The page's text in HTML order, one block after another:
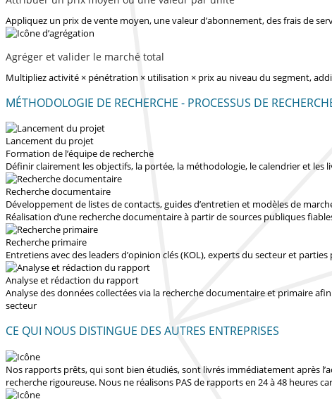
Appliquez un prix de vente moyen, une valeur d’abonnement, des frais de
Agréger et valider le marché total
Multipliez activité × pénétration × utilisation × prix au niveau du segment,
MÉTHODOLOGIE DE RECHERCHE - PROCESSUS DE
Lancement du projet
Formation de l’équipe de recherche
Définir clairement les objectifs, la portée, la méthodologie, le calendrier et les
Recherche documentaire
Développement de listes de contacts, guides d’entretien et modèles de
Réalisation d’une recherche documentaire à partir de sources publiques
Recherche primaire
Entretiens avec des leaders d’opinion clés (KOL), experts du secteur et
Analyse et rédaction du rapport
Analyse des données collectées via la recherche documentaire et primaire
secteur
CE QUI NOUS DISTINGUE DES AUTRES ENTREPRISES
Nos rapports prêts, qui sont bien étudiés, sont livrés immédiatement après
recherche rigoureuse. Nous ne réalisons PAS de rapports en 24 à 48 heures